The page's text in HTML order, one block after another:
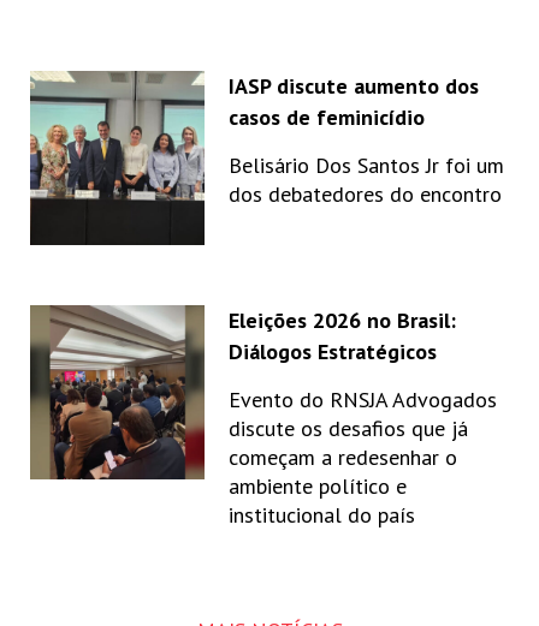
IASP discute aumento dos
casos de feminicídio
Belisário Dos Santos Jr foi um
dos debatedores do encontro
Eleições 2026 no Brasil:
Diálogos Estratégicos
Evento do RNSJA Advogados
discute os desafios que já
começam a redesenhar o
ambiente político e
institucional do país